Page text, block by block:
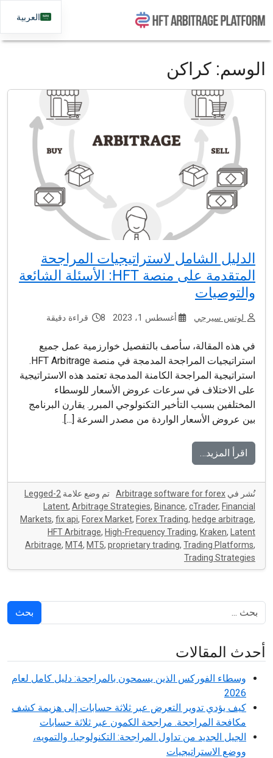
الوسم: كراكن
الدليل الشامل لاستراتيجيات المراجحة
المتقدمة على منصة HFT: الأسئلة الشائعة
والتوصيات
لوتس سيرجي أغسطس 1، 2023 8 قراءة دقيقة
في هذه المقالة، سأصف بالتفصيل خوارزمية عمل جميع
استراتيجيات المراجحة المدمجة في منصة HFT Arbitrage.
استراتيجية المراجحة الكامنة المدمجة تعتمد هذه الاستراتيجية
على الاختلاف في سرعات عروض الأسعار للوسطاء
المختلفين بسبب التأخير التكنولوجي المبرر. يقارن البرنامج
بين عروض الأسعار الواردة من مصدر السرعة [...].
اقرأ المزيد…
نُشر في Arbitrage software for forex تم وضع علامة
2-Legged
Latent, Arbitrage Strategies, Binance, cTrader, Financial
Markets, fix api, Forex Market, Forex Trading, hedge arbitrage,
HFT Arbitrage, High-Frequency Trading, Kraken, Latent
Arbitrage, MT4, MT5, proprietary trading, Trading Platforms,
Trading Strategies
أحدث المقالات
وسطاء الفوركس الذين يسمحون بالمراجحة: دليل كامل لعام
2026
كيف يؤدي تدوير التعرض عبر ثلاثة حسابات إلى هزيمة كشف
مكافحة المراجحة. مراجحة الكمون عبر ثلاثة حسابات
الجيل الجديد من تداول المراجحة: التكنولوجيا، والتمويه،
ووضع الاستراتيجيات
العربية